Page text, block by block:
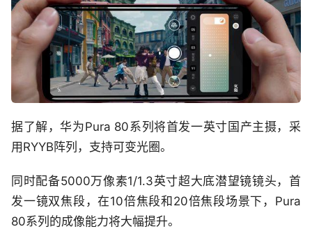
据了解，华为Pura 80系列将首发一英寸国产主摄，采
用RYYB阵列，支持可变光圈。
同时配备5000万像素1/1.3英寸超大底潜望镜镜头，首
发一镜双焦段，在10倍焦段和20倍焦段场景下，Pura
80系列的成像能力将大幅提升。